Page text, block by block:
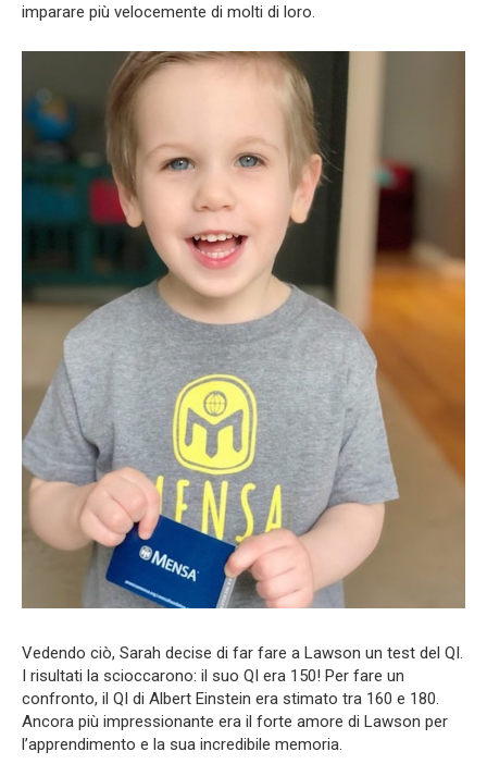
imparare più velocemente di molti di loro.
Vedendo ciò, Sarah decise di far fare a Lawson un test del QI.
I risultati la scioccarono: il suo QI era 150! Per fare un
confronto, il QI di Albert Einstein era stimato tra 160 e 180.
Ancora più impressionante era il forte amore di Lawson per
l’apprendimento e la sua incredibile memoria.